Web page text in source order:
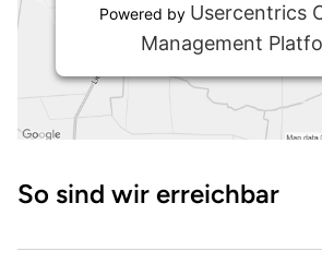
Powered by Usercentrics
Management
So sind wir erreichbar